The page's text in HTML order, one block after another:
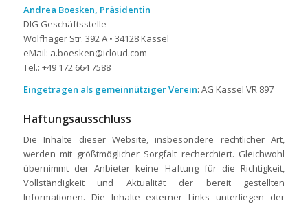
Andrea Boesken, Präsidentin
DIG Geschäftsstelle
Wolfhager Str. 392 A • 34128 Kassel
eMail: a.boesken@icloud.com
Tel.: +49 172 664 7588
Eingetragen als gemeinnütziger Verein: AG Kassel VR 897
Haftungsausschluss
Die Inhalte dieser Website, insbesondere rechtlicher Art,
werden mit größtmöglicher Sorgfalt recherchiert. Gleichwohl
übernimmt der Anbieter keine Haftung für die Richtigkeit,
Vollständigkeit und Aktualität der bereit gestellten
Informationen. Die Inhalte externer Links unterliegen der